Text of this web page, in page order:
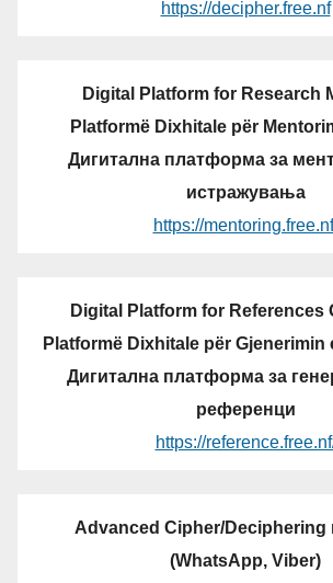
https://decipher.free.nf
Digital Platform for Research
Platformë Dixhitale për
Дигитална платформа за
истражувања
https://
Digital Platform for References
Platformë Dixhitale për Gjenerimin
Дигитална платформа за
референци
https://
Advanced Cipher/Deciphering
(WhatsApp, Viber)